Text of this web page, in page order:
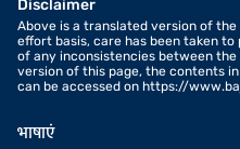
Disclaimer
Above is a translated version of the
effort basis, care has been taken
of any inconsistencies between
version of this page, the contents
can be accessed on https://
भाषाएं